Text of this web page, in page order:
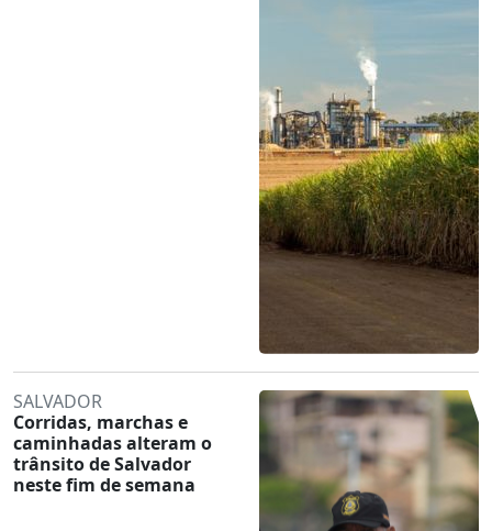
SALVADOR
Corridas, marchas e
caminhadas alteram o
trânsito de Salvador
neste fim de semana